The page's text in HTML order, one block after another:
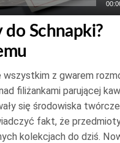
do Schnapki?
wszystkim z gwarem
filiżankami parującej
się środowiska
fakt, że
kolekcjach do dziś.